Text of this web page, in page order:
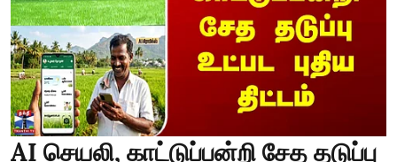
AI செயலி, காட்டுப்பன்றி சேத தடுப்பு